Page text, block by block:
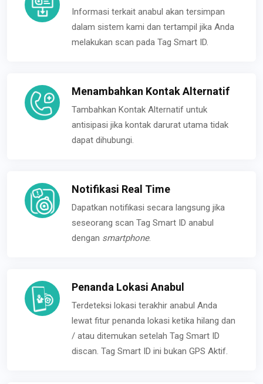
Informasi terkait anabul akan tersimpan
dalam sistem kami dan tertampil jika Anda
melakukan scan pada Tag Smart ID.
Menambahkan Kontak Alternatif
Tambahkan Kontak Alternatif untuk
antisipasi jika kontak darurat utama tidak
dapat dihubungi.
Notifikasi Real Time
Dapatkan notifikasi secara langsung jika
seseorang scan Tag Smart ID anabul
dengan smartphone.
Penanda Lokasi Anabul
Terdeteksi lokasi terakhir anabul Anda
lewat fitur penanda lokasi ketika hilang dan
/ atau ditemukan setelah Tag Smart ID
discan. Tag Smart ID ini bukan GPS Aktif.